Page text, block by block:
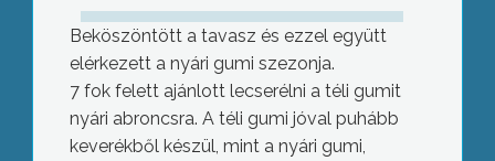
Beköszöntött a tavasz és ezzel együtt
elérkezett a nyári gumi szezonja.
7 fok felett ajánlott lecserélni a téli gumit
nyári abroncsra. A téli gumi jóval puhább
keverékből készül, mint a nyári gumi,